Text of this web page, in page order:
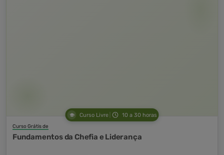
Curso Livre 10 a 30 horas
Curso Grátis de
Fundamentos da Chefia e Liderança